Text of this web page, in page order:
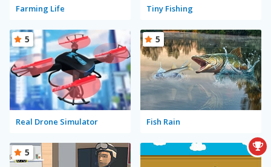
Farming Life Tiny Fishing
Real Drone Simulator
5
Fish Rain
5
5